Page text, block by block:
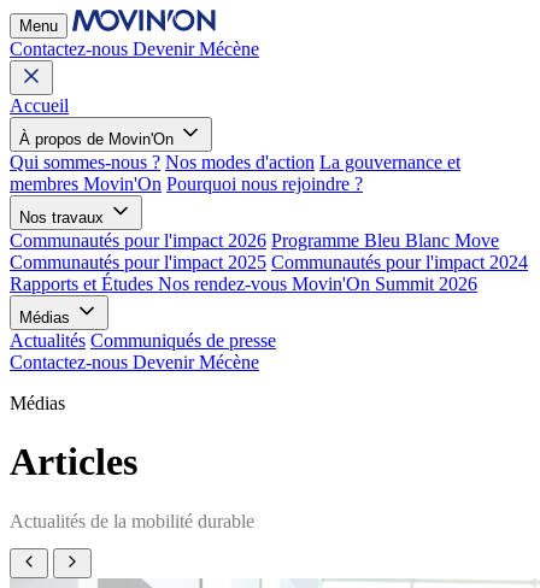
Menu
Contactez-nous Devenir Mécène
Accueil
À propos de Movin'On
Qui sommes-nous ? Nos modes d'action La gouvernance et
membres Movin'On Pourquoi nous rejoindre ?
Nos travaux
Communautés pour l'impact 2026 Programme Bleu Blanc Move
Communautés pour l'impact 2025 Communautés pour l'impact 2024
Rapports et Études Nos rendez-vous Movin'On Summit 2026
Médias
Actualités Communiqués de presse
Contactez-nous Devenir Mécène
Médias
Articles
Actualités de la mobilité durable